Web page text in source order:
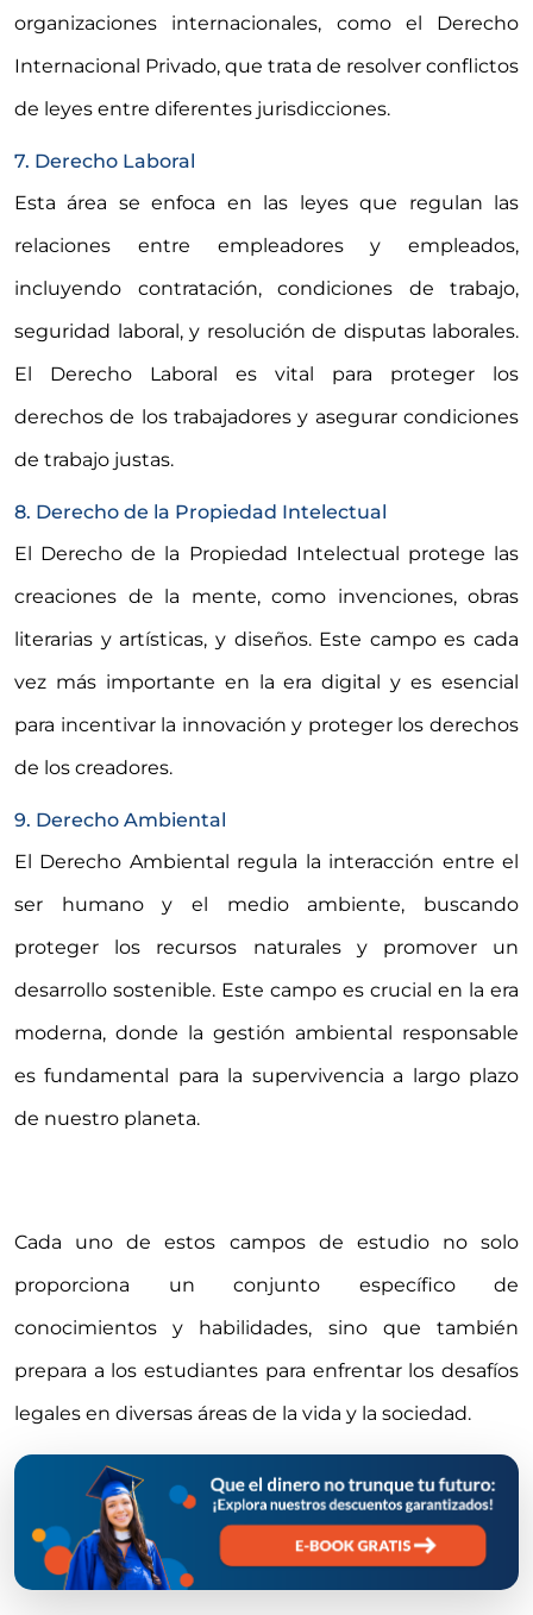
organizaciones internacionales, como el Derecho
Internacional Privado, que trata de resolver conflictos
de leyes entre diferentes jurisdicciones.
7. Derecho Laboral
Esta área se enfoca en las leyes que regulan las
relaciones entre empleadores y empleados,
incluyendo contratación, condiciones de trabajo,
seguridad laboral, y resolución de disputas laborales.
El Derecho Laboral es vital para proteger los
derechos de los trabajadores y asegurar condiciones
de trabajo justas.
8. Derecho de la Propiedad Intelectual
El Derecho de la Propiedad Intelectual protege las
creaciones de la mente, como invenciones, obras
literarias y artísticas, y diseños. Este campo es cada
vez más importante en la era digital y es esencial
para incentivar la innovación y proteger los derechos
de los creadores.
9. Derecho Ambiental
El Derecho Ambiental regula la interacción entre el
ser humano y el medio ambiente, buscando
proteger los recursos naturales y promover un
desarrollo sostenible. Este campo es crucial en la era
moderna, donde la gestión ambiental responsable
es fundamental para la supervivencia a largo plazo
de nuestro planeta.
Cada uno de estos campos de estudio no solo
proporciona un conjunto específico de
conocimientos y habilidades, sino que también
prepara a los estudiantes para enfrentar los desafíos
legales en diversas áreas de la vida y la sociedad.